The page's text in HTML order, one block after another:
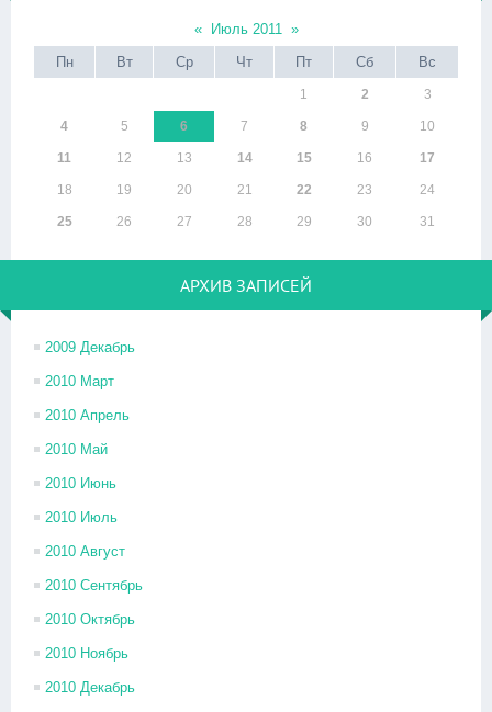
« Июль 2011 »
Пн
Вт Ср Чт Пт Сб Вс
1 2 3
4 5 6 7 8 9 10
11 12 13 14 15 16 17
18 19 20 21 22 23 24
25 26 27 28 29 30 31
АРХИВ ЗАПИСЕЙ
2009 Декабрь
2010 Март
2010 Апрель
2010 Май
2010 Июнь
2010 Июль
2010 Август
2010 Сентябрь
2010 Октябрь
2010 Ноябрь
2010 Декабрь